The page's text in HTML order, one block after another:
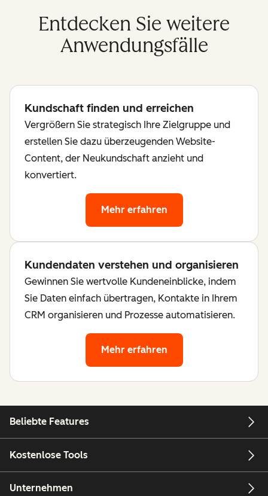
Entdecken Sie weitere
Anwendungsfälle
Kundschaft finden und erreichen
Vergrößern Sie strategisch Ihre Zielgruppe und
erstellen Sie dazu überzeugenden Website-
Content, der Neukundschaft anzieht und
konvertiert.
Mehr erfahren
Kundendaten verstehen und organisieren
Gewinnen Sie wertvolle Kundeneinblicke, indem
Sie Daten einfach übertragen, Kontakte in Ihrem
CRM organisieren und Prozesse automatisieren.
Mehr erfahren
Beliebte Features
Kostenlose Tools
Unternehmen